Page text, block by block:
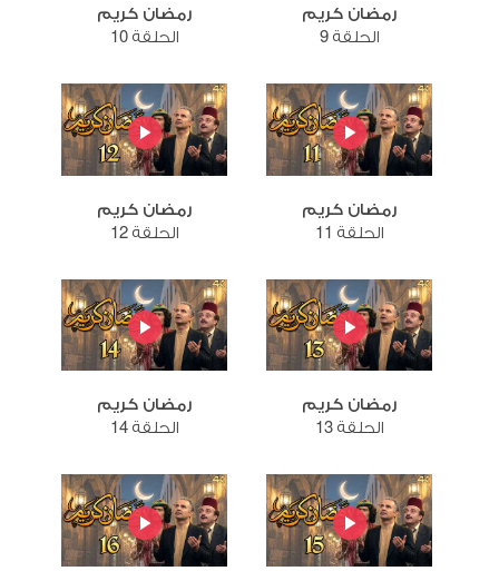
رمضان كريم
الحلقة 9
رمضان كريم
الحلقة 10
رمضان كريم
الحلقة 11
رمضان كريم
الحلقة 12
رمضان كريم
الحلقة 13
رمضان كريم
الحلقة 14